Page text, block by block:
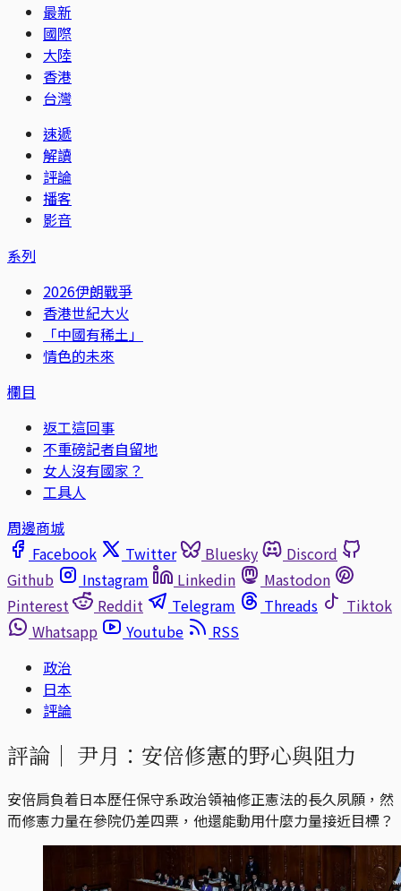
最新
國際
大陸
香港
台灣
速遞
解讀
評論
播客
影音
系列
2026伊朗戰爭
香港世紀大火
「中國有稀土」
情色的未來
欄目
返工這回事
不重磅記者自留地
女人沒有國家？
工具人
周邊商城
Facebook
Twitter Bluesky
Discord
Github
Instagram Linkedin
Mastodon
Pinterest
Reddit Telegram Threads
Tiktok
Whatsapp
Youtube
RSS
政治
日本
評論
評論｜ 尹月：安倍修憲的野心與阻力
安倍肩負着日本歷任保守系政治領袖修正憲法的長久夙願，然
而修憲力量在參院仍差四票，他還能動用什麼力量接近目標？